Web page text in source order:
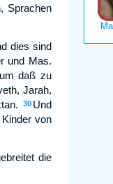
Sprachen
dies sind
und Mas.
daß zu
Jarah,
30 Und
von
die